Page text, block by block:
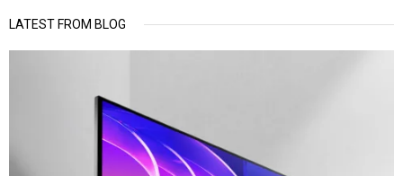
LATEST FROM BLOG